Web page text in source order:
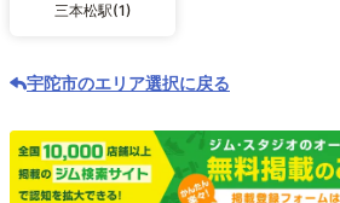
三本松駅(1)
宇陀市のエリア選択に戻る